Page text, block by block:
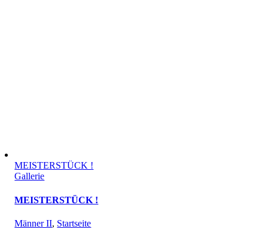
MEISTERSTÜCK !
Gallerie
MEISTERSTÜCK !
Männer II, Startseite